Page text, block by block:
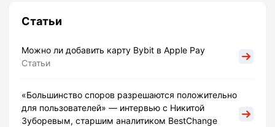
Статьи
Можно ли добавить карту Bybit в Apple Pay
Статьи
«Большинство споров разрешаются положительно
для пользователей» — интервью с Никитой
Зуборевым, старшим аналитиком BestChange